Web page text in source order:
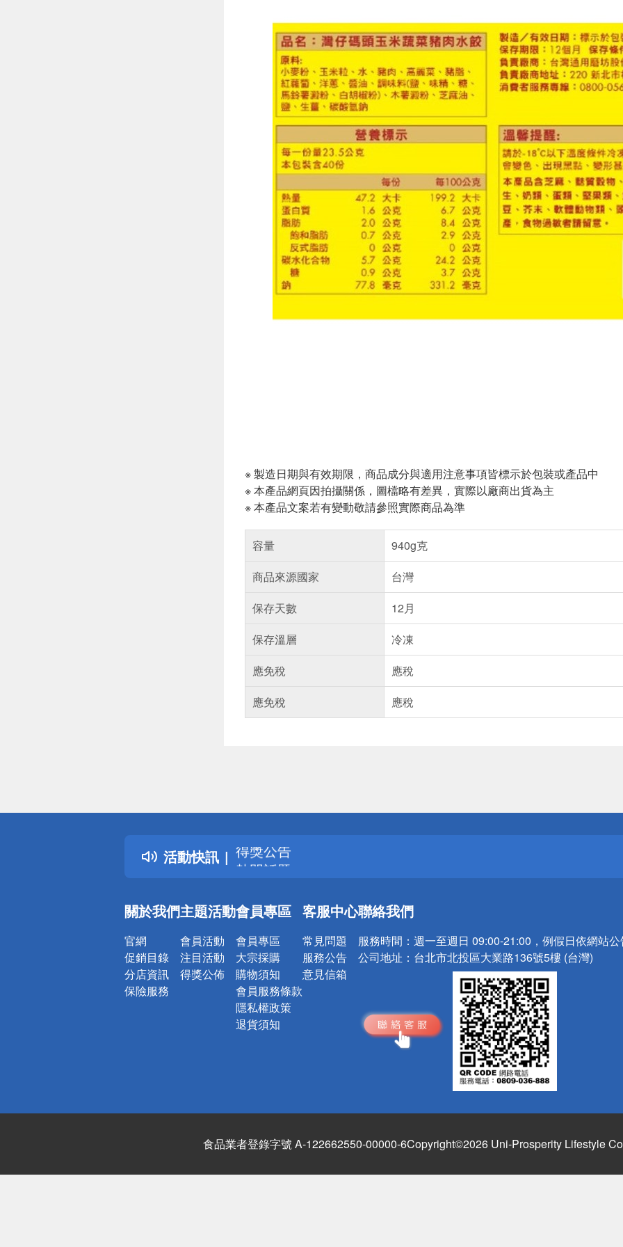
※ 製造日期與有效期限，商品成分與適用注意事項皆標示於包裝或產品中
※ 本產品網頁因拍攝關係，圖檔略有差異，實際以廠商出貨為主
※ 本產品文案若有變動敬請參照實際商品為準
容量
940g克
商品來源國家
台灣
保存天數
12月
保存溫層
冷凍
應免稅
應稅
應免稅
應稅
活動快訊
詐騙網頁！請小心！
得獎公告
熱門話題
銀行優惠
詐騙網頁！請小心！
關於我們
官網
促銷目錄
分店資訊
保險服務
主題活動
會員活動
注目活動
得獎公佈
會員專區
會員專區
大宗採購
購物須知
會員服務條款
隱私權政策
退貨須知
客服中心
常見問題
服務公告
意見信箱
聯絡我們
服務時間： 週一至週日 09:00-21:00，例假日依網站
公司地址： 台北市北投區大業路136號5樓 (台灣)
食品業者登錄字號 A-122662550-00000-6Copyright©2026 Uni-Prosperity Lifestyle